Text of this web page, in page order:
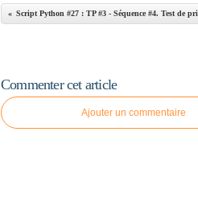
Commenter cet article
Ajouter un commentaire